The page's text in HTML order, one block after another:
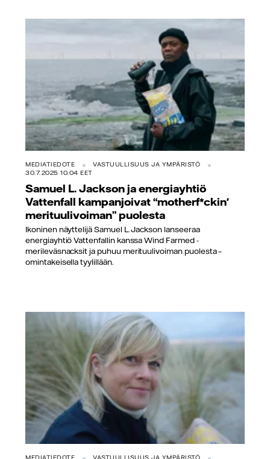
MEDIATIEDOTE
VASTUULLISUUS JA YMPÄRISTÖ
30.7.2025 10.04 EET
Samuel L. Jackson ja energiayhtiö
Vattenfall kampanjoivat “motherf*ckin'
merituulivoiman” puolesta
Ikoninen näyttelijä Samuel L. Jackson lanseeraa
energiayhtiö Vattenfallin kanssa Wind Farmed -
merileväsnacksit ja puhuu merituulivoiman puolesta –
omintakeisella tyylillään.
MEDIATIEDOTE
VASTUULLISUUS JA YMPÄRISTÖ